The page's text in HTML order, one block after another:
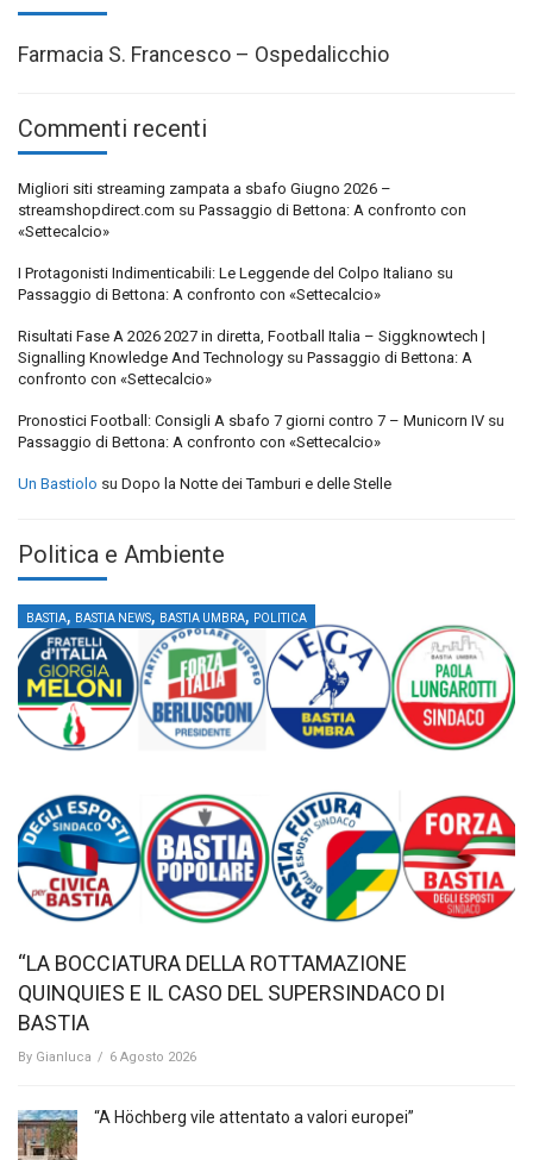
Farmacia S. Francesco – Ospedalicchio
Commenti recenti
Migliori siti streaming zampata a sbafo Giugno 2026 –
streamshopdirect.com su Passaggio di Bettona: A confronto con
«Settecalcio»
I Protagonisti Indimenticabili: Le Leggende del Colpo Italiano su
Passaggio di Bettona: A confronto con «Settecalcio»
Risultati Fase A 2026 2027 in diretta, Football Italia – Siggknowtech |
Signalling Knowledge And Technology su Passaggio di Bettona: A
confronto con «Settecalcio»
Pronostici Football: Consigli A sbafo 7 giorni contro 7 – Municorn IV su
Passaggio di Bettona: A confronto con «Settecalcio»
Un Bastiolo su Dopo la Notte dei Tamburi e delle Stelle
Politica e Ambiente
BASTIA, BASTIA NEWS, BASTIA UMBRA, POLITICA
“LA BOCCIATURA DELLA ROTTAMAZIONE
QUINQUIES E IL CASO DEL SUPERSINDACO DI
BASTIA
By Gianluca / 6 Agosto 2026
“A Höchberg vile attentato a valori europei”